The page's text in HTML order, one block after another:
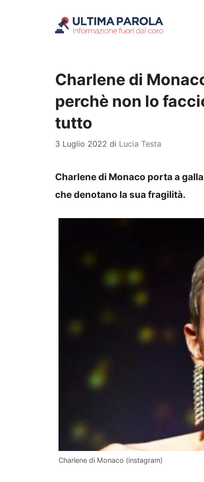
Charlene di
perchè non lo
tutto
3 Luglio 2022 di Lucia Testa
Charlene di Monaco porta a
che denotano la sua fragilità.
Charlene di Monaco (instagram)